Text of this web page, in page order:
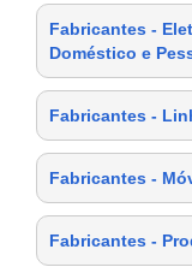
Fabricantes -
Doméstico e
Fabricantes -
Fabricantes -
Fabricantes -